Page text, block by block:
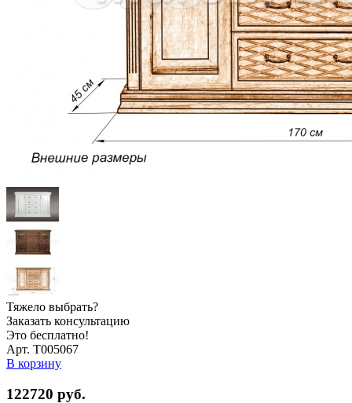
Тяжело выбрать?
Заказать консультацию
Это бесплатно!
Арт. Т005067
В корзину
122720 руб.